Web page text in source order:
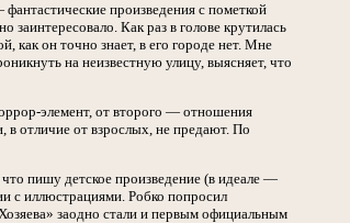
произведения с пометкой
Как раз в голове крутилась
как он точно знает, в его городе нет. Мне
на неизвестную улицу, выясняет, что
элемент, от второго — отношения
отличие от взрослых, не предают. По
пишу детское произведение (в идеале —
с иллюстрациями. Робко попросил
заодно стали и первым официальным